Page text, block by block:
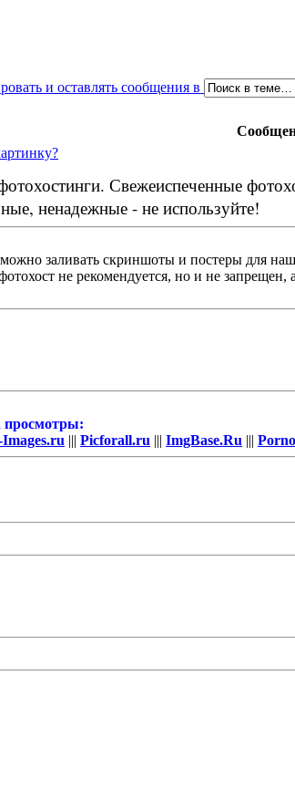
Свежеиспеченные
ненадежные - не используйте!
заливать скриншоты и постеры для
не рекомендуется, но и не
просмотры:
||| Picforall.ru ||| ImgBase.Ru |||